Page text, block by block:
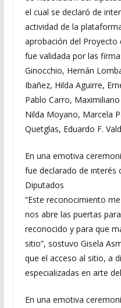
el cual se declaró de
actividad de la
aprobación del Proyecto
fue validada por las
Ginocchio, Hernán
Ibañez, Hilda Aguirre,
Pablo Carro,
Nilda Moyano, Marcela
Quetglas, Eduardo F.
En una emotiva
fue declarado de interés
Diputados
“Este reconocimiento
nos abre las puertas
reconocido y para que
sitio”, sostuvo Gisela
que el acceso al sitio, a
especializadas en arte
En una emotiva